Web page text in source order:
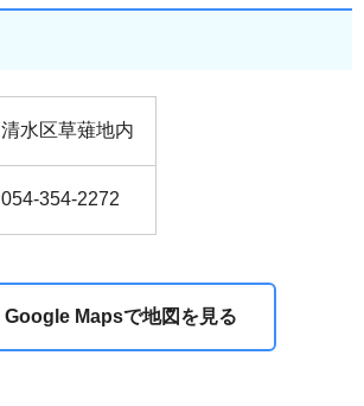
清水区草薙地内
054-354-2272
Google Mapsで地図を見る